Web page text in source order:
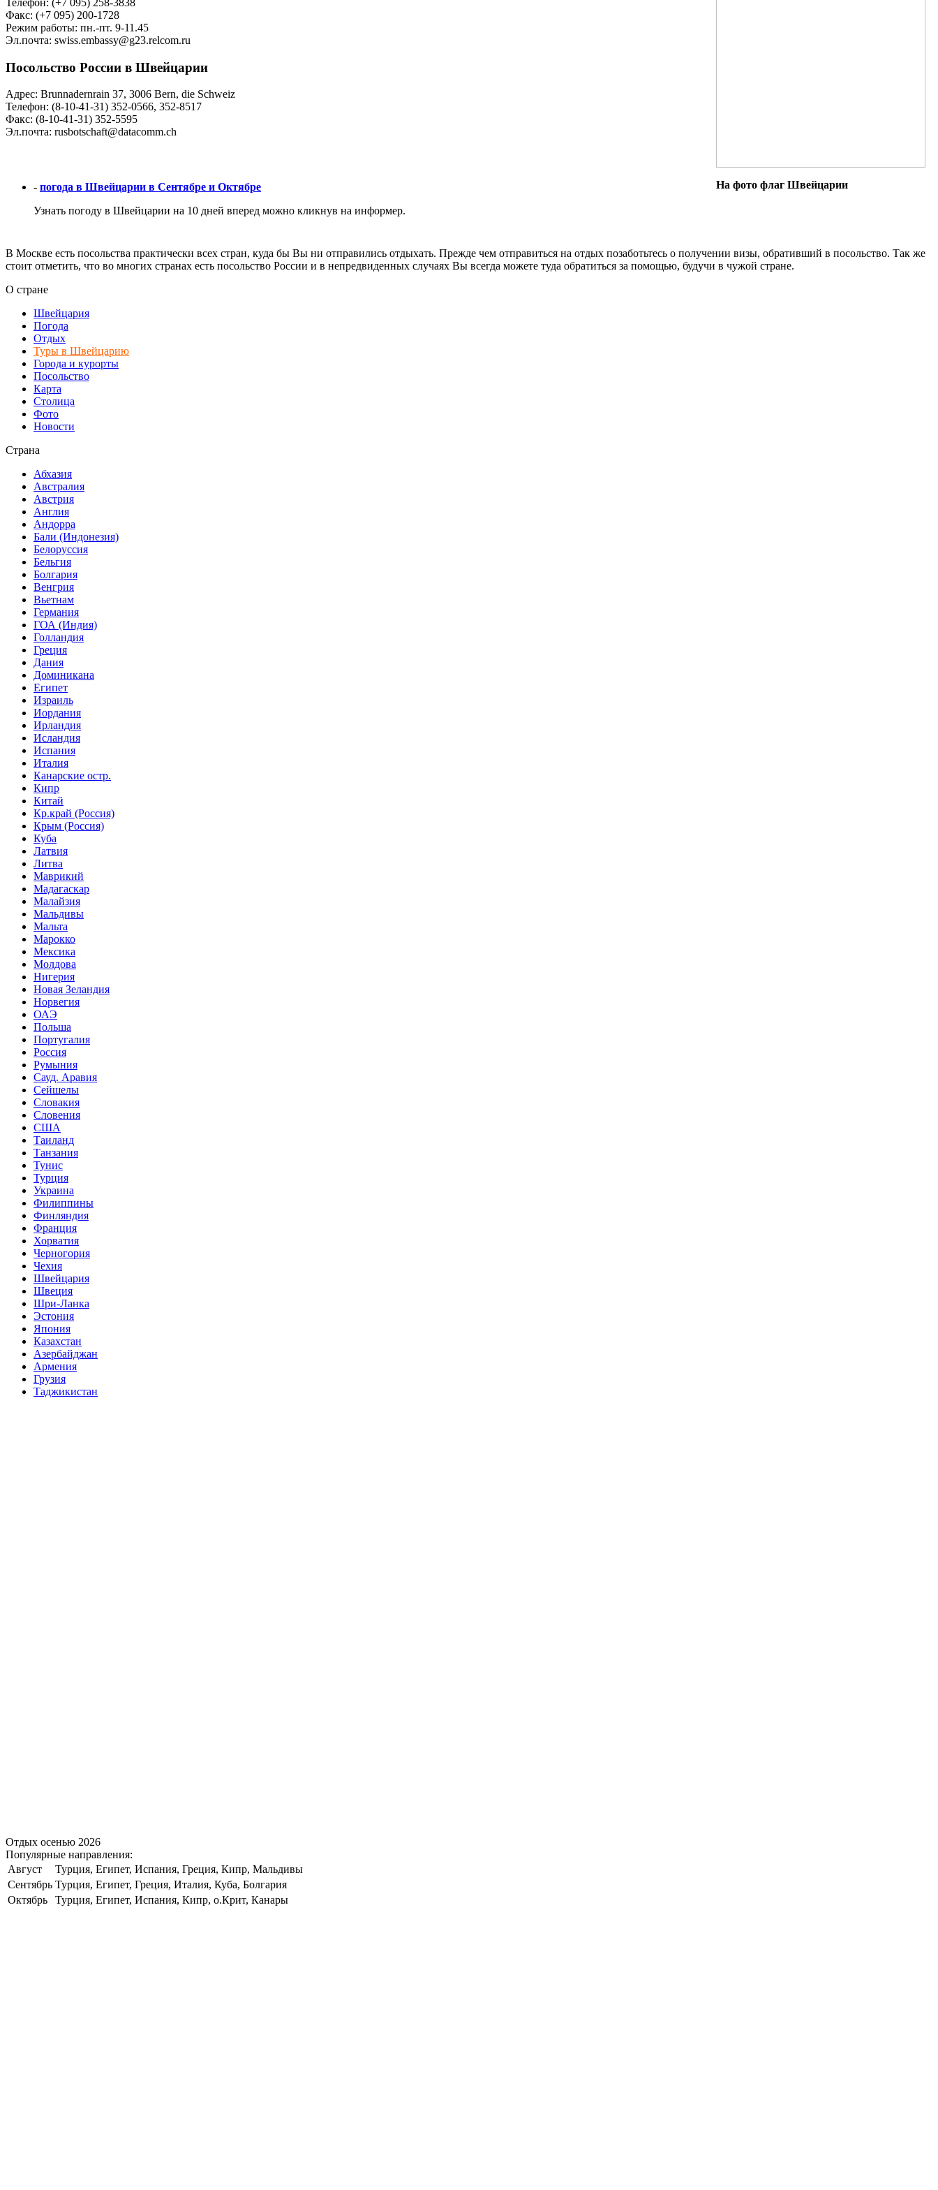
На фото флаг Швейцарии
Факс: (+7 095) 200-1728
Режим работы: пн.-пт. 9-11.45
Эл.почта: swiss.embassy@g23.relcom.ru
Посольство России в Швейцарии
Адрес: Brunnadernrain 37, 3006 Bern, die Schweiz
Телефон: (8-10-41-31) 352-0566, 352-8517
Факс: (8-10-41-31) 352-5595
Эл.почта: rusbotschaft@datacomm.ch
- погода в Швейцарии в Сентябре и Октябре
Узнать погоду в Швейцарии на 10 дней вперед можно кликнув на информер.
В Москве есть посольства практически всех стран, куда бы Вы ни отправились отдыхать. Прежде чем отправиться на отдых позаботьтесь о получении визы, обративший в посольство. Так же
стоит отметить, что во многих странах есть посольство России и в непредвиденных случаях Вы всегда можете туда обратиться за помощью, будучи в чужой стране.
О стране
Швейцария
Погода
Отдых
Туры в Швейцарию
Города и курорты
Посольство
Карта
Столица
Фото
Новости
Страна
Абхазия
Австралия
Австрия
Англия
Андорра
Бали (Индонезия)
Белоруссия
Бельгия
Болгария
Венгрия
Вьетнам
Германия
ГОА (Индия)
Голландия
Греция
Дания
Доминикана
Египет
Израиль
Иордания
Ирландия
Исландия
Испания
Италия
Канарские остр.
Кипр
Китай
Кр.край (Россия)
Крым (Россия)
Куба
Латвия
Литва
Маврикий
Мадагаскар
Малайзия
Мальдивы
Мальта
Марокко
Мексика
Молдова
Нигерия
Новая Зеландия
Норвегия
ОАЭ
Польша
Португалия
Россия
Румыния
Сауд. Аравия
Сейшелы
Словакия
Словения
США
Таиланд
Танзания
Тунис
Турция
Украина
Филиппины
Финляндия
Франция
Хорватия
Черногория
Чехия
Швейцария
Швеция
Шри-Ланка
Эстония
Япония
Казахстан
Азербайджан
Армения
Грузия
Таджикистан
Отдых осенью 2026
Популярные направления:
Август
Турция, Египет, Испания, Греция, Кипр, Мальдивы
Сентябрь Турция, Египет, Греция, Италия, Куба, Болгария
Октябрь
Турция, Египет, Испания, Кипр, о.Крит, Канары